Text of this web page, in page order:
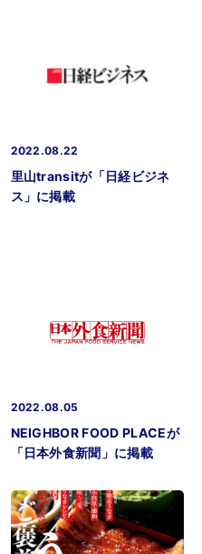
2022.08.22
里山transitが「日経ビジネ
ス」に掲載
2022.08.05
NEIGHBOR FOOD PLACEが
「日本外食新聞」に掲載